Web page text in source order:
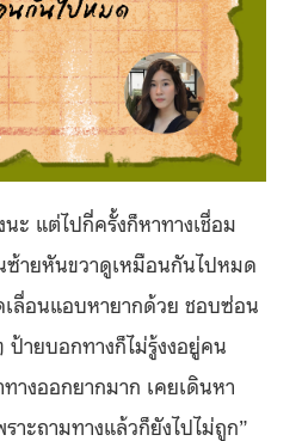
ะ แต่ไปกี่ครั้งก็หาทางเชื่อม
ซ้ายหันขวาดูเหมือนกันไปหมด
เลื่อนแอบหายากด้วย ชอบซ่อน
ป้ายบอกทางก็ไม่รู้งงอยู่คน
างออกยากมาก เคยเดินหา
าะถามทางแล้วก็ยังไปไม่ถูก”